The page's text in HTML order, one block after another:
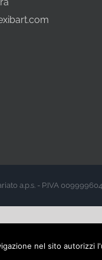
a.p.s. - P.IVA
nel sito autorizzi